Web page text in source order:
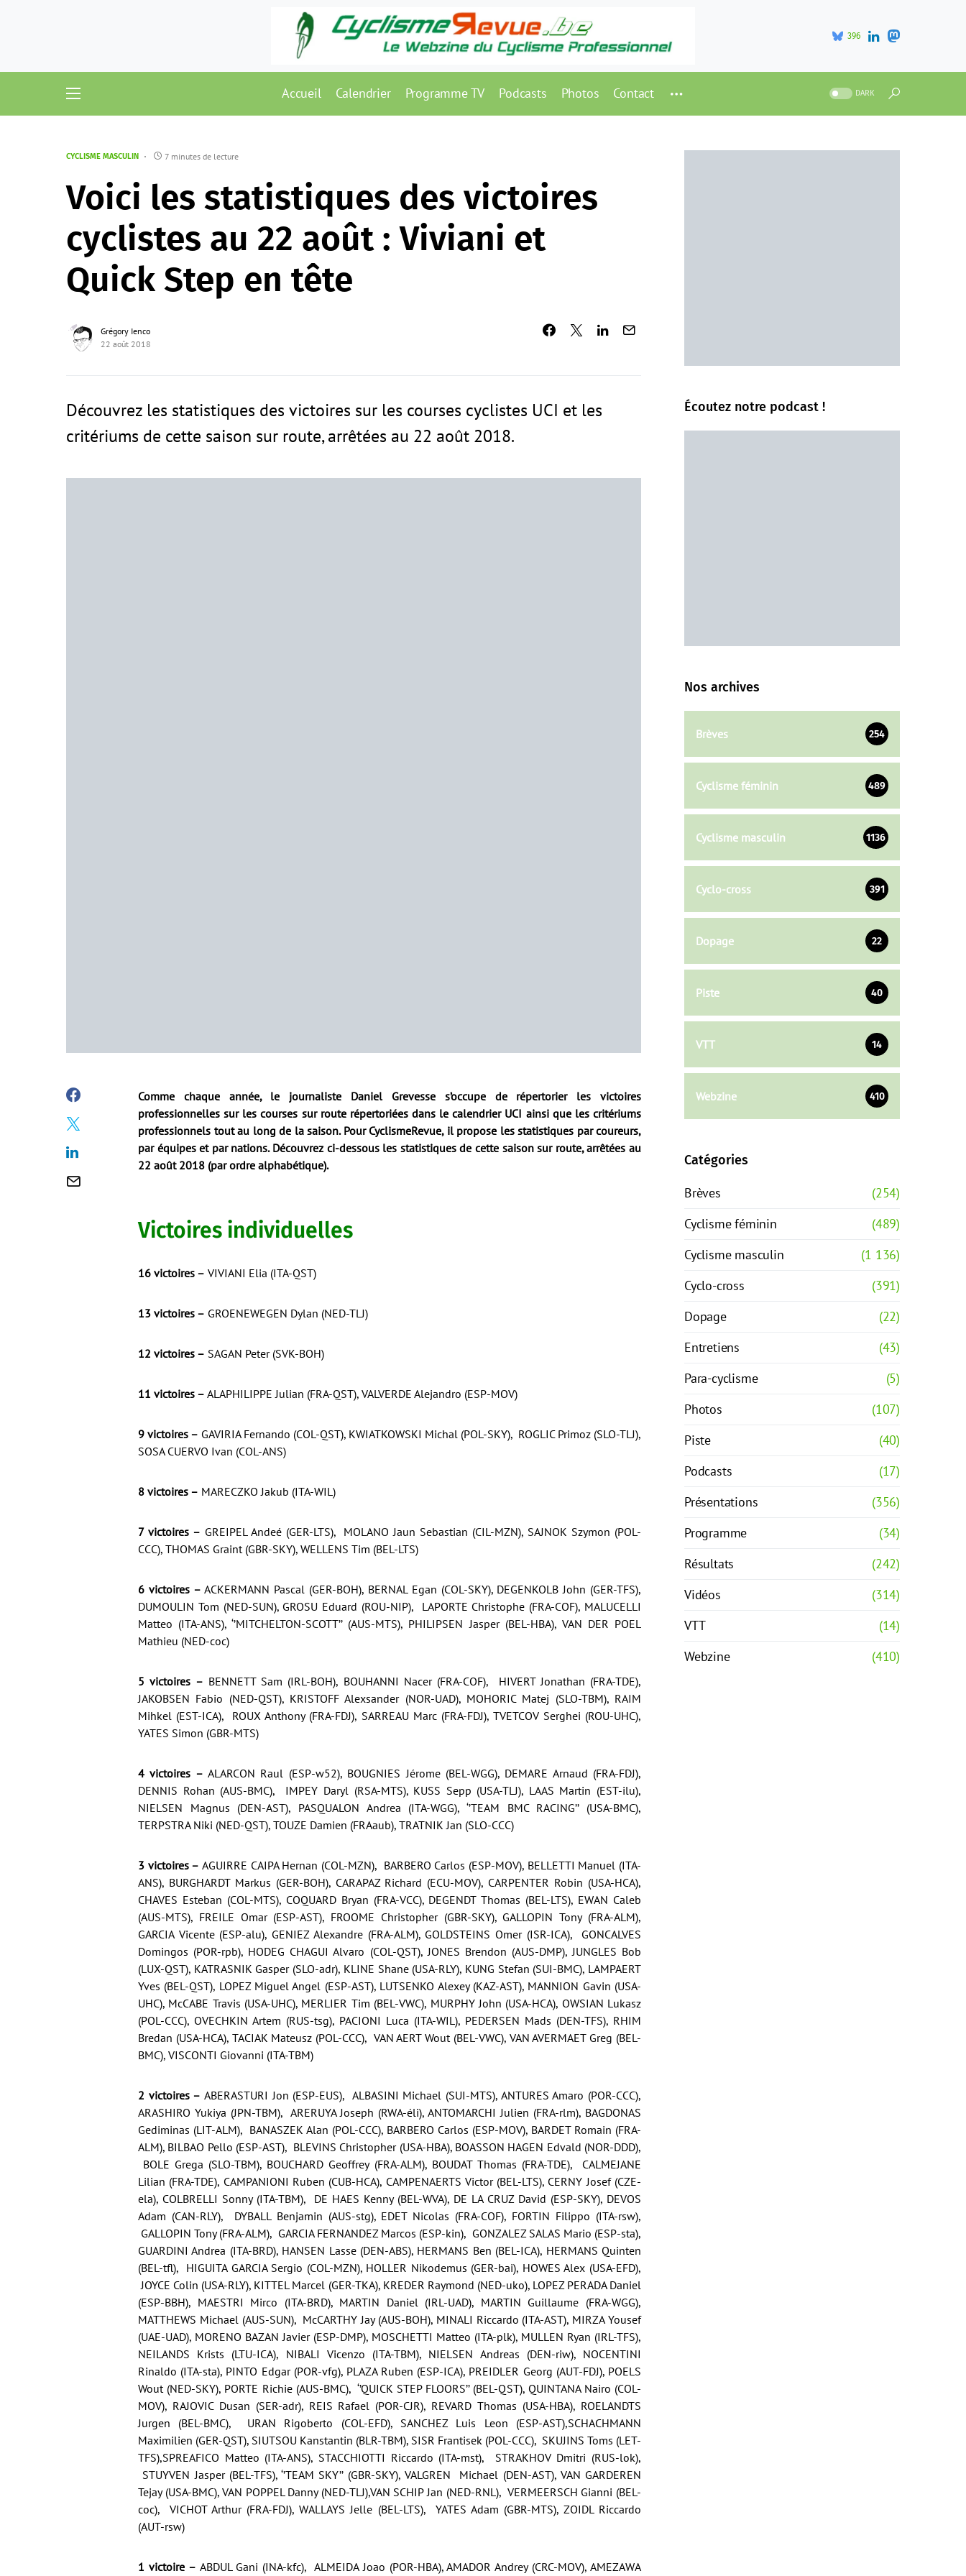
396
Accueil Calendrier Programme TV Podcasts Photos Contact DARK
CYCLISME MASCULIN 7 minutes de lecture
Voici les statistiques des victoires
cyclistes au 22 août : Viviani et
Quick Step en tête
Grégory Ienco
22 août 2018
Découvrez les statistiques des victoires sur les courses cyclistes UCI et les
critériums de cette saison sur route, arrêtées au 22 août 2018.
Comme chaque année, le journaliste Daniel Grevesse s’occupe de répertorier les victoires
professionnelles sur les courses sur route répertoriées dans le calendrier UCI ainsi que les critériums
professionnels tout au long de la saison. Pour CyclismeRevue, il propose les statistiques par coureurs,
par équipes et par nations. Découvrez ci-dessous les statistiques de cette saison sur route, arrêtées au
22 août 2018 (par ordre alphabétique).
Victoires individuelles
16 victoires – VIVIANI Elia (ITA-QST)
13 victoires – GROENEWEGEN Dylan (NED-TLJ)
12 victoires – SAGAN Peter (SVK-BOH)
11 victoires – ALAPHILIPPE Julian (FRA-QST), VALVERDE Alejandro (ESP-MOV)
9 victoires – GAVIRIA Fernando (COL-QST), KWIATKOWSKI Michal (POL-SKY), ROGLIC Primoz (SLO-TLJ),
SOSA CUERVO Ivan (COL-ANS)
8 victoires – MARECZKO Jakub (ITA-WIL)
7 victoires – GREIPEL Andeé (GER-LTS), MOLANO Jaun Sebastian (CIL-MZN), SAJNOK Szymon (POL-
CCC), THOMAS Graint (GBR-SKY), WELLENS Tim (BEL-LTS)
6 victoires – ACKERMANN Pascal (GER-BOH), BERNAL Egan (COL-SKY), DEGENKOLB John (GER-TFS),
DUMOULIN Tom (NED-SUN), GROSU Eduard (ROU-NIP), LAPORTE Christophe (FRA-COF), MALUCELLI
Matteo (ITA-ANS), ‘’MITCHELTON-SCOTT’’ (AUS-MTS), PHILIPSEN Jasper (BEL-HBA), VAN DER POEL
Mathieu (NED-coc)
5 victoires – BENNETT Sam (IRL-BOH), BOUHANNI Nacer (FRA-COF), HIVERT Jonathan (FRA-TDE),
JAKOBSEN Fabio (NED-QST), KRISTOFF Alexsander (NOR-UAD), MOHORIC Matej (SLO-TBM), RAIM
Mihkel (EST-ICA), ROUX Anthony (FRA-FDJ), SARREAU Marc (FRA-FDJ), TVETCOV Serghei (ROU-UHC),
YATES Simon (GBR-MTS)
4 victoires – ALARCON Raul (ESP-w52), BOUGNIES Jérome (BEL-WGG), DEMARE Arnaud (FRA-FDJ),
DENNIS Rohan (AUS-BMC), IMPEY Daryl (RSA-MTS), KUSS Sepp (USA-TLJ), LAAS Martin (EST-ilu),
NIELSEN Magnus (DEN-AST), PASQUALON Andrea (ITA-WGG), ‘’TEAM BMC RACING’’ (USA-BMC),
TERPSTRA Niki (NED-QST), TOUZE Damien (FRAaub), TRATNIK Jan (SLO-CCC)
3 victoires – AGUIRRE CAIPA Hernan (COL-MZN), BARBERO Carlos (ESP-MOV), BELLETTI Manuel (ITA-
ANS), BURGHARDT Markus (GER-BOH), CARAPAZ Richard (ECU-MOV), CARPENTER Robin (USA-HCA),
CHAVES Esteban (COL-MTS), COQUARD Bryan (FRA-VCC), DEGENDT Thomas (BEL-LTS), EWAN Caleb
(AUS-MTS), FREILE Omar (ESP-AST), FROOME Christopher (GBR-SKY), GALLOPIN Tony (FRA-ALM),
GARCIA Vicente (ESP-alu), GENIEZ Alexandre (FRA-ALM), GOLDSTEINS Omer (ISR-ICA), GONCALVES
Domingos (POR-rpb), HODEG CHAGUI Alvaro (COL-QST), JONES Brendon (AUS-DMP), JUNGLES Bob
(LUX-QST), KATRASNIK Gasper (SLO-adr), KLINE Shane (USA-RLY), KUNG Stefan (SUI-BMC), LAMPAERT
Yves (BEL-QST), LOPEZ Miguel Angel (ESP-AST), LUTSENKO Alexey (KAZ-AST), MANNION Gavin (USA-
UHC), McCABE Travis (USA-UHC), MERLIER Tim (BEL-VWC), MURPHY John (USA-HCA), OWSIAN Lukasz
(POL-CCC), OVECHKIN Artem (RUS-tsg), PACIONI Luca (ITA-WIL), PEDERSEN Mads (DEN-TFS), RHIM
Bredan (USA-HCA), TACIAK Mateusz (POL-CCC), VAN AERT Wout (BEL-VWC), VAN AVERMAET Greg (BEL-
BMC), VISCONTI Giovanni (ITA-TBM)
2 victoires – ABERASTURI Jon (ESP-EUS), ALBASINI Michael (SUI-MTS), ANTURES Amaro (POR-CCC),
ARASHIRO Yukiya (JPN-TBM), ARERUYA Joseph (RWA-éli), ANTOMARCHI Julien (FRA-rlm), BAGDONAS
Gediminas (LIT-ALM), BANASZEK Alan (POL-CCC), BARBERO Carlos (ESP-MOV), BARDET Romain (FRA-
ALM), BILBAO Pello (ESP-AST), BLEVINS Christopher (USA-HBA), BOASSON HAGEN Edvald (NOR-DDD),
BOLE Grega (SLO-TBM), BOUCHARD Geoffrey (FRA-ALM), BOUDAT Thomas (FRA-TDE), CALMEJANE
Lilian (FRA-TDE), CAMPANIONI Ruben (CUB-HCA), CAMPENAERTS Victor (BEL-LTS), CERNY Josef (CZE-
ela), COLBRELLI Sonny (ITA-TBM), DE HAES Kenny (BEL-WVA), DE LA CRUZ David (ESP-SKY), DEVOS
Adam (CAN-RLY), DYBALL Benjamin (AUS-stg), EDET Nicolas (FRA-COF), FORTIN Filippo (ITA-rsw),
GALLOPIN Tony (FRA-ALM), GARCIA FERNANDEZ Marcos (ESP-kin), GONZALEZ SALAS Mario (ESP-sta),
GUARDINI Andrea (ITA-BRD), HANSEN Lasse (DEN-ABS), HERMANS Ben (BEL-ICA), HERMANS Quinten
(BEL-tfl), HIGUITA GARCIA Sergio (COL-MZN), HOLLER Nikodemus (GER-bai), HOWES Alex (USA-EFD),
JOYCE Colin (USA-RLY), KITTEL Marcel (GER-TKA), KREDER Raymond (NED-uko), LOPEZ PERADA Daniel
(ESP-BBH), MAESTRI Mirco (ITA-BRD), MARTIN Daniel (IRL-UAD), MARTIN Guillaume (FRA-WGG),
MATTHEWS Michael (AUS-SUN), McCARTHY Jay (AUS-BOH), MINALI Riccardo (ITA-AST), MIRZA Yousef
(UAE-UAD), MORENO BAZAN Javier (ESP-DMP), MOSCHETTI Matteo (ITA-plk), MULLEN Ryan (IRL-TFS),
NEILANDS Krists (LTU-ICA), NIBALI Vicenzo (ITA-TBM), NIELSEN Andreas (DEN-riw), NOCENTINI
Rinaldo (ITA-sta), PINTO Edgar (POR-vfg), PLAZA Ruben (ESP-ICA), PREIDLER Georg (AUT-FDJ), POELS
Wout (NED-SKY), PORTE Richie (AUS-BMC), ‘’QUICK STEP FLOORS’’ (BEL-QST), QUINTANA Nairo (COL-
MOV), RAJOVIC Dusan (SER-adr), REIS Rafael (POR-CJR), REVARD Thomas (USA-HBA), ROELANDTS
Jurgen (BEL-BMC), URAN Rigoberto (COL-EFD), SANCHEZ Luis Leon (ESP-AST),SCHACHMANN
Maximilien (GER-QST), SIUTSOU Kanstantin (BLR-TBM), SISR Frantisek (POL-CCC), SKUJINS Toms (LET-
TFS),SPREAFICO Matteo (ITA-ANS), STACCHIOTTI Riccardo (ITA-mst), STRAKHOV Dmitri (RUS-lok),
STUYVEN Jasper (BEL-TFS), ‘’TEAM SKY’’ (GBR-SKY), VALGREN Michael (DEN-AST), VAN GARDEREN
Tejay (USA-BMC), VAN POPPEL Danny (NED-TLJ),VAN SCHIP Jan (NED-RNL), VERMEERSCH Gianni (BEL-
coc), VICHOT Arthur (FRA-FDJ), WALLAYS Jelle (BEL-LTS), YATES Adam (GBR-MTS), ZOIDL Riccardo
(AUT-rsw)
1 victoire – ABDUL Gani (INA-kfc), ALMEIDA Joao (POR-HBA), AMADOR Andrey (CRC-MOV), AMEZAWA
Écoutez notre podcast !
Nos archives
Brèves 254
Cyclisme féminin 489
Cyclisme masculin 1136
Cyclo-cross 391
Dopage 22
Piste 40
VTT 14
Webzine 410
Catégories
Brèves
(254)
Cyclisme féminin
(489)
Cyclisme masculin
(1 136)
Cyclo-cross
(391)
Dopage
(22)
Entretiens
(43)
Para-cyclisme
(5)
Photos
(107)
Piste
(40)
Podcasts
(17)
Présentations
(356)
Programme
(34)
Résultats
(242)
Vidéos
(314)
VTT
(14)
Webzine
(410)